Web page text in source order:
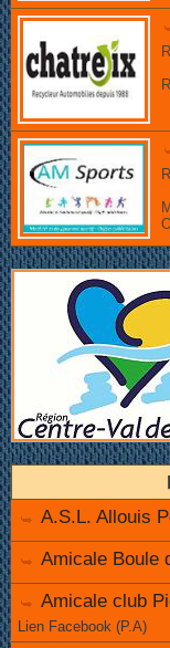
A.S.L. Allouis
Amicale Boule
Amicale club
Lien Facebook (P.A)